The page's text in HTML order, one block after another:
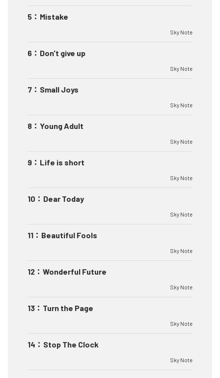
5 ： Mistake
Sky Note
6 ： Don't give up
Sky Note
7 ： Small Joys
Sky Note
8 ： Young Adult
Sky Note
9 ： Life is short
Sky Note
10 ： Dear Today
Sky Note
11 ： Beautiful Fools
Sky Note
12 ： Wonderful Future
Sky Note
13 ： Turn the Page
Sky Note
14 ： Stop The Clock
Sky Note